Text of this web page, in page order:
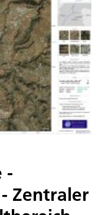
-
Zentraler